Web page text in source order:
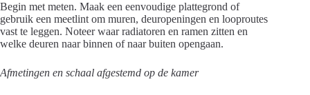
Begin met meten. Maak een eenvoudige plattegrond of
gebruik een meetlint om muren, deuropeningen en looproutes
vast te leggen. Noteer waar radiatoren en ramen zitten en
welke deuren naar binnen of naar buiten opengaan.
Afmetingen en schaal afgestemd op de kamer